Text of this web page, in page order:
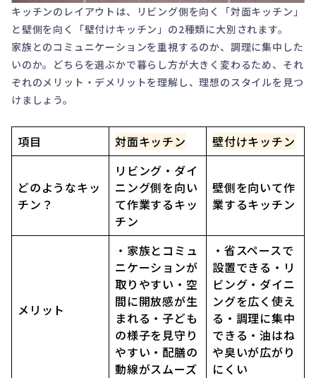
キッチンのレイアウトは、リビング側を向く「対面キッチン」
と壁側を向く「壁付けキッチン」の2種類に大別されます。
家族とのコミュニケーションを重視するのか、調理に集中した
いのか。どちらを選ぶかで暮らし方が大きく変わるため、それ
ぞれのメリット・デメリットを理解し、理想のスタイルを見つ
けましょう。
項目 対面キッチン 壁付けキッチン
どのようなキッ
チン？
リビング・ダイ
ニング側を向い
て作業するキッ
チン
壁側を向いて作
業するキッチン
メリット
・家族とコミュ
ニケーションが
取りやすい・空
間に開放感が生
まれる・子ども
の様子を見守り
やすい・配膳の
動線がスムーズ
・省スペースで
設置できる・リ
ビング・ダイニ
ングを広く使え
る・調理に集中
できる・油はね
や臭いが広がり
にくい